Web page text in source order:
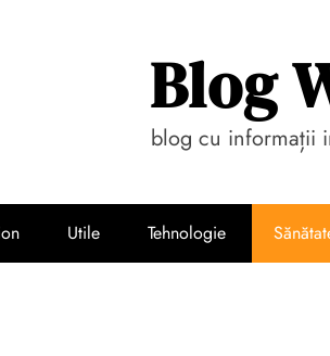
Blog
blog cu informații
Utile Tehnologie